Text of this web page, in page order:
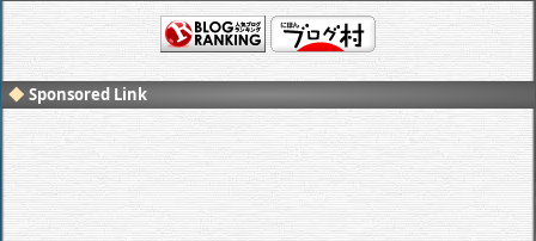
Sponsored Link